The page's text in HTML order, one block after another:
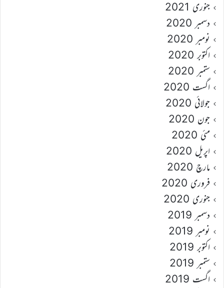
جنوری 2021
دسمبر 2020
نومبر 2020
اکتوبر 2020
ستمبر 2020
اگست 2020
جولائی 2020
جون 2020
مئی 2020
اپریل 2020
مارچ 2020
فروری 2020
جنوری 2020
دسمبر 2019
نومبر 2019
اکتوبر 2019
ستمبر 2019
اگست 2019